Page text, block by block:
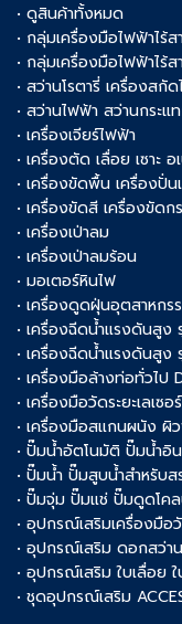
• ดูสินค้าทั้งหมด
• กลุ่มเครื่องมือไฟฟ้าไร้
• กลุ่มเครื่องมือไฟฟ้าไ
• สว่านโรตารี่ เครื่องส
• สว่านไฟฟ้า สว่านกระแ
• เครื่องเจียร์ไฟฟ้า
• เครื่องตัด เลื่อย เซาะ
• เครื่องขัดพื้น เครื่องปั่น
• เครื่องขัดสี เครื่องขัดก
• เครื่องเป่าลม
• เครื่องเป่าลมร้อน
• มอเตอร์หินไฟ
• เครื่องดูดฝุ่นอุตสาหกร
• เครื่องฉีดน้ำแรงดันสูง
• เครื่องฉีดน้ำแรงดันสูง
• เครื่องมือล้างท่อทั่วไป
• เครื่องมือวัดระยะเลเซอร์
• เครื่องมือสแกนผนัง ผิ
• ปั๊มน้ำอัตโนมัติ ปั๊มน้ำอิ
• ปั๊มน้ำ ปั๊มสูบน้ำสำหรับ
• ปั๊มจุ่ม ปั๊มแช่ ปั๊มดูดโค
• อุปกรณ์เสริมเครื่องมือ
• อุปกรณ์เสริม ดอกสว่า
• อุปกรณ์เสริม ใบเลื่อย
• ชุดอุปกรณ์เสริม